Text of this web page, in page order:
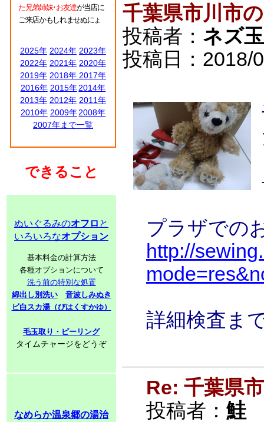
た兄弟姉妹･お友達が当店に
ご来店かもしれませぬにょ
2025年 2024年 2023年
2022年 2021年 2020年
2019年 2018年 2017年
2016年 2015年 2014年
2013年 2012年 2011年
2010年 2009年 2008年
2007年まで一覧
できること
ぬいぐるみのオフロ と
いろいろなオプション
基本料金の計算方法
各種オプションについて
洗う前の特別な処置
綿出し別洗い
音波しみぬき
ビ白スカ湯（びはくすかゆ）
毛玉取り・ピーリング
タイムチャージをどうぞ
なめらか温泉郷の湯治
千葉県市川市
投稿者： ネズ
投稿日：2018/
プラザでの
http://
詳細検査ま
Re: 千葉県
投稿者： 鮭